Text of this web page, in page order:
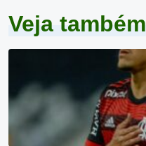
Veja também